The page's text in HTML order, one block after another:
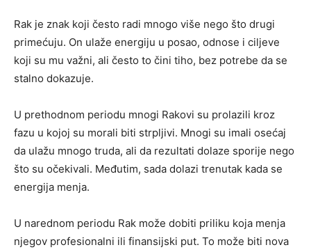
Rak je znak koji često radi mnogo više nego što drugi
primećuju. On ulaže energiju u posao, odnose i ciljeve
koji su mu važni, ali često to čini tiho, bez potrebe da se
stalno dokazuje.
U prethodnom periodu mnogi Rakovi su prolazili kroz
fazu u kojoj su morali biti strpljivi. Mnogi su imali osećaj
da ulažu mnogo truda, ali da rezultati dolaze sporije nego
što su očekivali. Međutim, sada dolazi trenutak kada se
energija menja.
U narednom periodu Rak može dobiti priliku koja menja
njegov profesionalni ili finansijski put. To može biti nova